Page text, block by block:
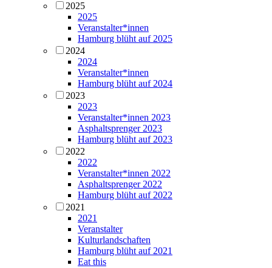
2025
2025
Veranstalter*innen
Hamburg blüht auf 2025
2024
2024
Veranstalter*innen
Hamburg blüht auf 2024
2023
2023
Veranstalter*innen 2023
Asphaltsprenger 2023
Hamburg blüht auf 2023
2022
2022
Veranstalter*innen 2022
Asphaltsprenger 2022
Hamburg blüht auf 2022
2021
2021
Veranstalter
Kulturlandschaften
Hamburg blüht auf 2021
Eat this